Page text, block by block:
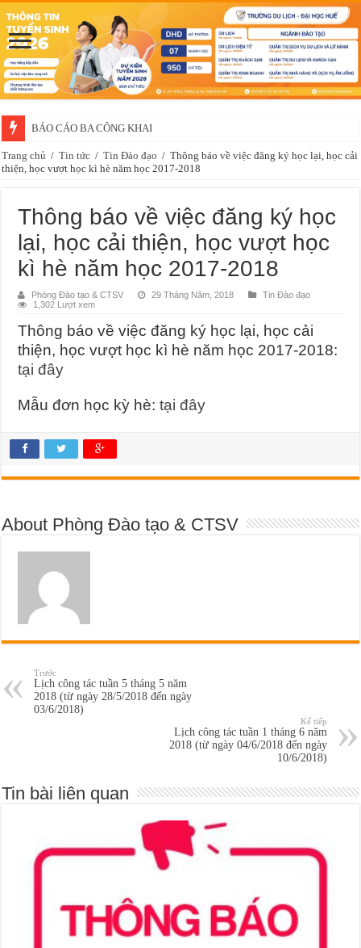
BÁO CÁO BA CÔNG KHAI
Thông báo về việc xét chọn sinh viên đề nghị nhận học bổng của doanh
Trang chủ / Tin tức / Tin Đào đạo / Thông báo về việc đăng ký học lại, học cải
thiện, học vượt học kì hè năm học 2017-2018
Thông báo về việc đăng ký học
lại, học cải thiện, học vượt học
kì hè năm học 2017-2018
Phòng Đào tạo & CTSV 29 Tháng Năm, 2018
Tin Đào đạo
1,302 Lượt xem
Thông báo về việc đăng ký học lại, học cải
thiện, học vượt học kì hè năm học 2017-2018:
tại đây
Mẫu đơn học kỳ hè:tại đây
About Phòng Đào tạo & CTSV
Trước
Lịch công tác tuần 5 tháng 5 năm
2018 (từ ngày 28/5/2018 đến ngày
03/6/2018)
Kế tiếp
Lịch công tác tuần 1 tháng 6 năm
2018 (từ ngày 04/6/2018 đến ngày
10/6/2018)
Tin bài liên quan